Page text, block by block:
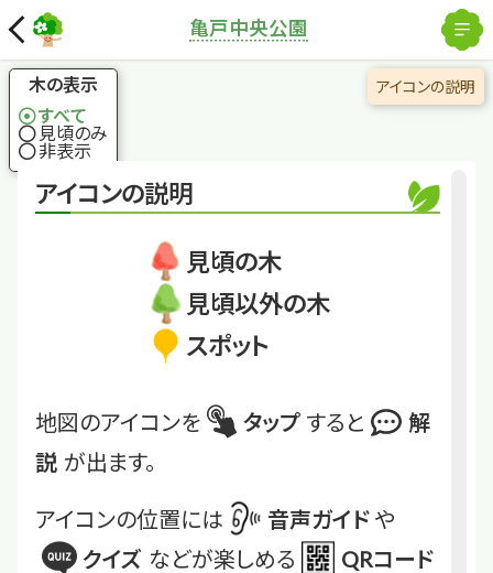
アイコンの説明
見頃の木
見頃以外の木
スポット
地図のアイコンを タップ すると
解
説 が出ます。
アイコンの位置には 音声ガイド や
クイズ などが楽しめる
QRコード
亀戸中央公園
フジ
春木を藤色に染める
国土地理院
木の表示
すべて
見頃のみ
非表示
解除
アイコンの説明